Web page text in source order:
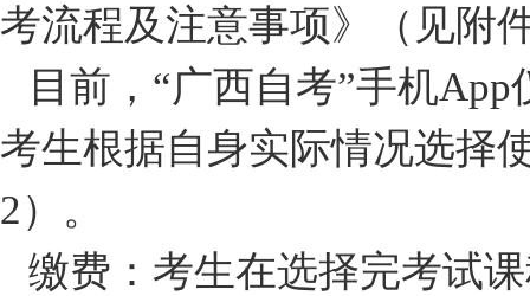
考流程及注意事项》（见附
目前，“广西自考”手机
考生根据自身实际情况选择
2）。
缴费：考生在选择完考试